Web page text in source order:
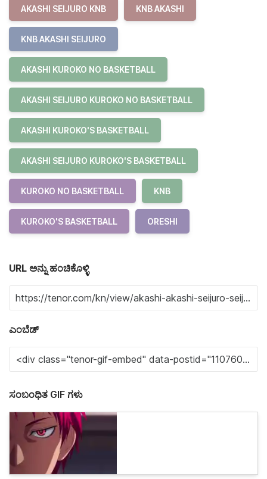
AKASHI SEIJURO KNB KNB AKASHI
KNB AKASHI SEIJURO
AKASHI KUROKO NO BASKETBALL
AKASHI SEIJURO KUROKO NO BASKETBALL
AKASHI KUROKO'S BASKETBALL
AKASHI SEIJURO KUROKO'S BASKETBALL
KUROKO NO BASKETBALL KNB
KUROKO'S BASKETBALL ORESHI
URL ಅನ್ನು ಹಂಚಿಕೊಳ್ಳಿ
ಎಂಬೆಡ್
ಸಂಬಂಧಿತ GIF ಗಳು